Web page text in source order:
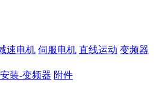
速电机 伺服电机 直线运动 变频器
装-变频器 附件